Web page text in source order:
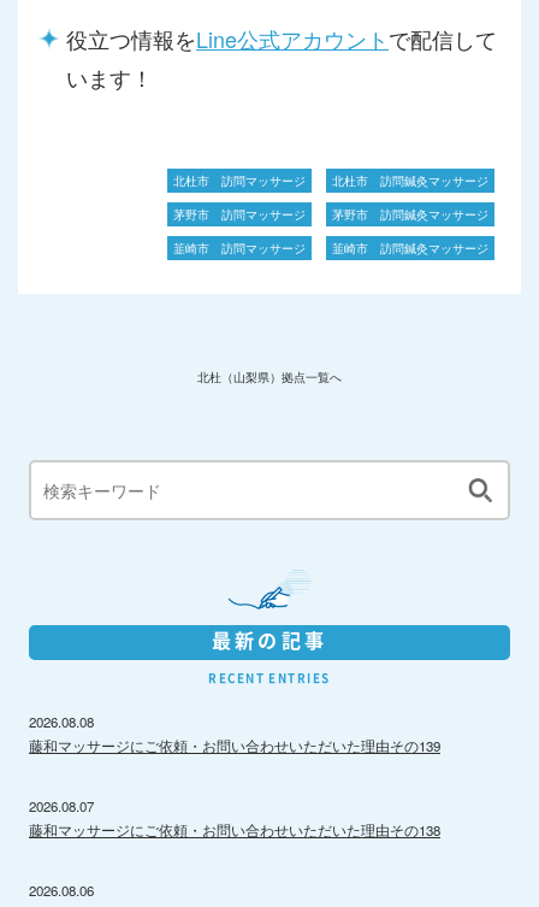
役立つ情報をLine公式アカウントで配信して
います！
北杜市 訪問マッサージ
北杜市 訪問鍼灸マッサージ
茅野市 訪問マッサージ
茅野市 訪問鍼灸マッサージ
韮崎市 訪問マッサージ
韮崎市 訪問鍼灸マッサージ
北杜（山梨県）拠点一覧へ
最新の記事
RECENT ENTRIES
2026.08.08
藤和マッサージにご依頼・お問い合わせいただいた理由その139
2026.08.07
藤和マッサージにご依頼・お問い合わせいただいた理由その138
2026.08.06